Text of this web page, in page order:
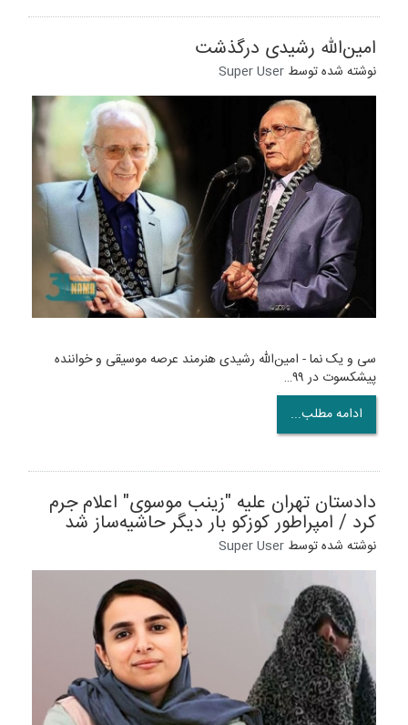
امین‌الله رشیدی درگذشت
نوشته شده توسط Super User
سی و یک نما - امین‌الله رشیدی هنرمند عرصه موسیقی و خواننده
پیشکسوت در ۹۹…
ادامه مطلب...
دادستان تهران علیه "زینب موسوی" اعلام جرم
کرد / امپراطور کوزکو بار دیگر حاشیه‌ساز شد
نوشته شده توسط Super User